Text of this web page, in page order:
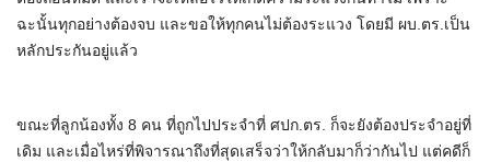
ฉะนั้นทุกอย่างต้องจบ และขอให้ทุกคนไม่ต้องระแวง โดยมี ผบ.ตร.เป็น
หลักประกันอยู่แล้ว
ขณะที่ลูกน้องทั้ง 8 คน ที่ถูกไปประจำที่ ศปก.ตร. ก็จะยังต้องประจำอยู่ที่
เดิม และเมื่อไหร่ที่พิจารณาถึงที่สุดเสร็จว่าให้กลับมาก็ว่ากันไป แต่คดีก็